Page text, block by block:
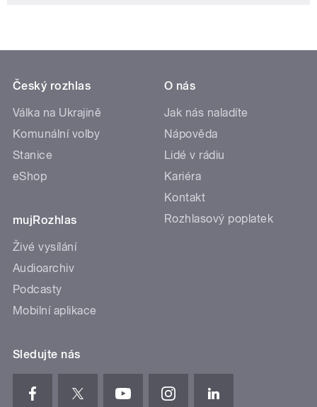
Český rozhlas
Válka na Ukrajině
Komunální volby
Stanice
eShop
mujRozhlas
Živé vysílání
Audioarchiv
Podcasty
Mobilní aplikace
O nás
Jak nás naladíte
Nápověda
Lidé v rádiu
Kariéra
Kontakt
Rozhlasový poplatek
Sledujte nás